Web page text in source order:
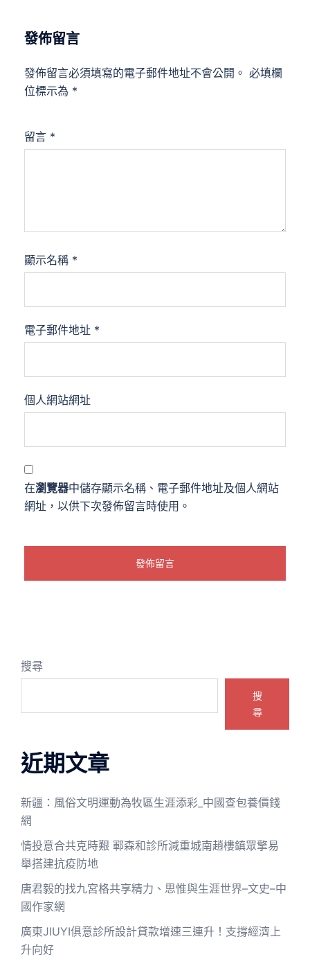
發佈留言
發佈留言必須填寫的電子郵件地址不會公開。 必填欄
位標示為 *
留言 *
顯示名稱 *
電子郵件地址 *
個人網站網址
在瀏覽器中儲存顯示名稱、電子郵件地址及個人網站
網址，以供下次發佈留言時使用。
搜尋
搜
尋
近期文章
新疆：風俗文明運動為牧區生涯添彩_中國查包養價錢
網
情投意合共克時艱 鄆森和診所減重城南趙樓鎮眾擎易
舉搭建抗疫防地
唐君毅的找九宮格共享精力、思惟與生涯世界–文史–中
國作家網
廣東JIUYI俱意診所設計貸款增速三連升！支撐經濟上
升向好